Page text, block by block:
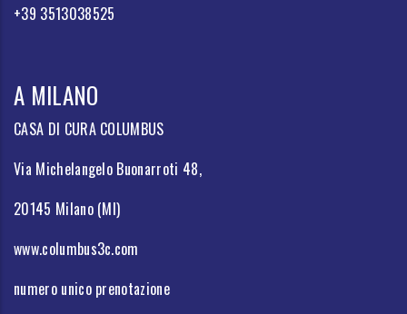
+39 3513038525
A MILANO
CASA DI CURA COLUMBUS
Via Michelangelo Buonarroti 48,
20145 Milano (MI)
www.columbus3c.com
numero unico prenotazione